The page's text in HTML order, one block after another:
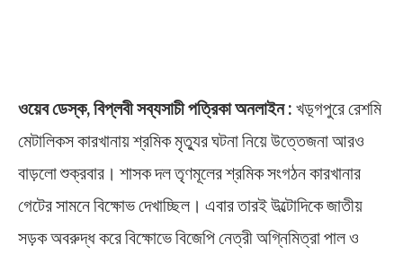
ওয়েব ডেস্ক, বিপ্লবী সব্যসাচী পত্রিকা অনলাইন : খড়্গপুরে রেশমি
মেটালিকস কারখানায় শ্রমিক মৃত্যুর ঘটনা নিয়ে উত্তেজনা আরও
বাড়লো শুক্রবার। শাসক দল তৃণমূলের শ্রমিক সংগঠন কারখানার
গেটের সামনে বিক্ষোভ দেখাচ্ছিল। এবার তারই উল্টোদিকে জাতীয়
সড়ক অবরুদ্ধ করে বিক্ষোভে বিজেপি নেত্রী অগ্নিমিত্রা পাল ও